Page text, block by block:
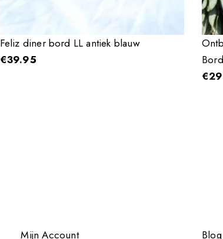
Feliz diner bord LL antiek blauw
€39.95
€
Mijn Account
Blog